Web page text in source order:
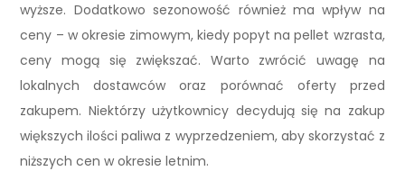
wyższe. Dodatkowo sezonowość również ma wpływ na
ceny – w okresie zimowym, kiedy popyt na pellet wzrasta,
ceny mogą się zwiększać. Warto zwrócić uwagę na
lokalnych dostawców oraz porównać oferty przed
zakupem. Niektórzy użytkownicy decydują się na zakup
większych ilości paliwa z wyprzedzeniem, aby skorzystać z
niższych cen w okresie letnim.